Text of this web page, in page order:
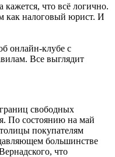
кажется, что всё логично.
как налоговый юрист. И
онлайн-клубе с
Все выглядит
свободных
По состоянию на май
покупателям
большинстве
что